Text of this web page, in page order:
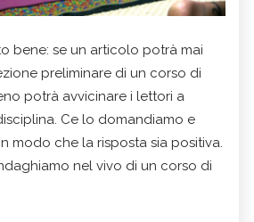
bene: se un articolo potrà mai
preliminare di un corso di
potrà avvicinare i lettori a
Ce lo domandiamo e
modo che la risposta sia positiva.
nel vivo di un corso di